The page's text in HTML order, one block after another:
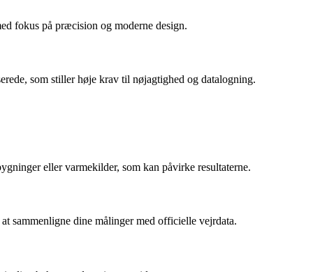
fokus på præcision og moderne design.
som stiller høje krav til nøjagtighed og datalogning.
eller varmekilder, som kan påvirke resultaterne.
sammenligne dine målinger med officielle vejrdata.